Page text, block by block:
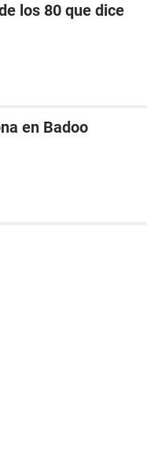
los 80 que dice
en Badoo